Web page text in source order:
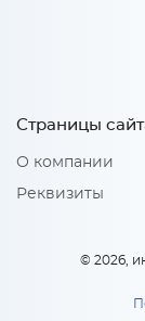
Материал
Количество
Страницы
О компании
Реквизиты
© 2026,